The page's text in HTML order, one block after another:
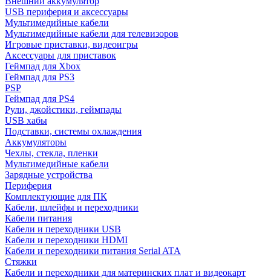
USB периферия и аксессуары
Мультимедийные кабели
Мультимедийные кабели для телевизоров
Игровые приставки, видеоигры
Аксессуары для приставок
Геймпад для Xbox
Геймпад для PS3
PSP
Геймпад для PS4
Рули, джойстики, геймпады
USB хабы
Подставки, системы охлаждения
Аккумуляторы
Чехлы, стекла, пленки
Мультимедийные кабели
Зарядные устройства
Периферия
Комплектующие для ПК
Кабели, шлейфы и переходники
Кабели питания
Кабели и переходники USB
Кабели и переходники HDMI
Кабели и переходники питания Serial ATA
Стяжки
Кабели и переходники для материнских плат и видеокарт